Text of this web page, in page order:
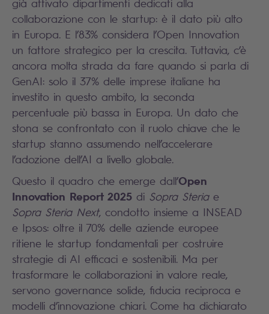
già attivato dipartimenti dedicati alla
collaborazione con le startup: è il dato più alto
in Europa. E l’83% considera l’Open Innovation
un fattore strategico per la crescita. Tuttavia, c’è
ancora molta strada da fare quando si parla di
GenAI: solo il 37% delle imprese italiane ha
investito in questo ambito, la seconda
percentuale più bassa in Europa. Un dato che
stona se confrontato con il ruolo chiave che le
startup stanno assumendo nell’accelerare
l’adozione dell’AI a livello globale.
Questo il quadro che emerge dall’Open
Innovation Report 2025 di Sopra Steriae
Sopra Steria Next, condotto insieme a INSEAD
e Ipsos: oltre il 70% delle aziende europee
ritiene le startup fondamentali per costruire
strategie di AI efficaci e sostenibili. Ma per
trasformare le collaborazioni in valore reale,
servono governance solide, fiducia reciproca e
modelli d’innovazione chiari. Come ha dichiarato